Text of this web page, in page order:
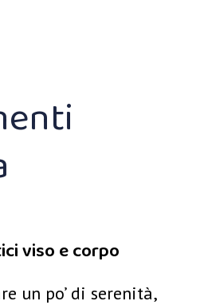
viso e corpo
un po’ di serenità,